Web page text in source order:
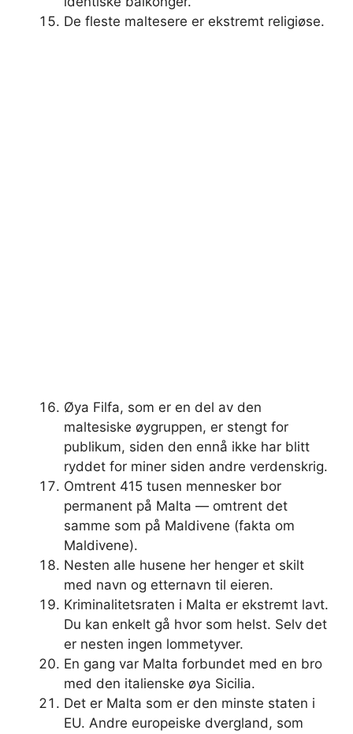
De fleste maltesere er ekstremt religiøse.
Øya Filfa, som er en del av den
maltesiske øygruppen, er stengt for
publikum, siden den ennå ikke har blitt
ryddet for miner siden andre verdenskrig.
Omtrent 415 tusen mennesker bor
permanent på Malta — omtrent det
samme som på Maldivene (fakta om
Maldivene).
Nesten alle husene her henger et skilt
med navn og etternavn til eieren.
Kriminalitetsraten i Malta er ekstremt lavt.
Du kan enkelt gå hvor som helst. Selv det
er nesten ingen lommetyver.
En gang var Malta forbundet med en bro
med den italienske øya Sicilia.
Det er Malta som er den minste staten i
EU. Andre europeiske dvergland, som